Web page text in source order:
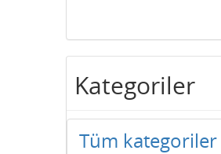
Kategoriler
Tüm kategoriler